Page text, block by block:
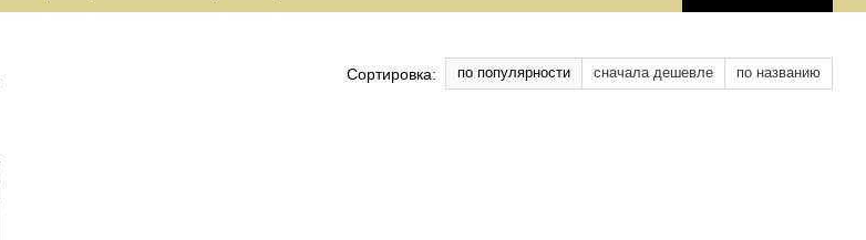
Сортировка: по популярности сначала дешевле по названию